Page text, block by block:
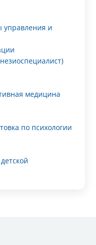
управления и
медицина
по психологии